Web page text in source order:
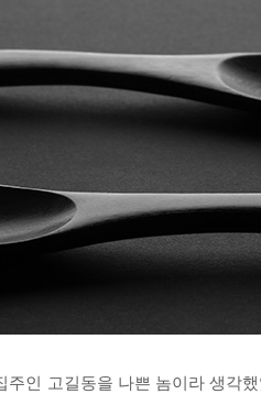
주인 고길동을 나쁜 놈이라 생각